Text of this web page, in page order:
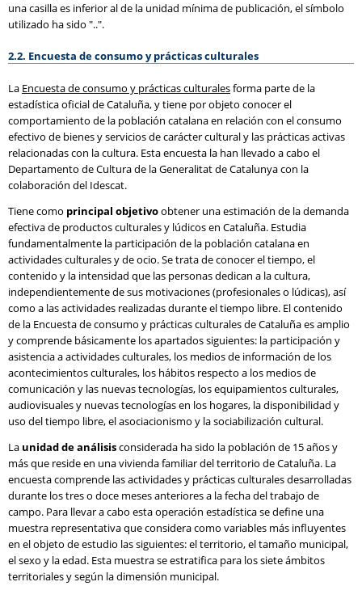
una casilla es inferior al de la unidad mínima de publicación, el símbolo
utilizado ha sido "..".
2.2. Encuesta de consumo y prácticas culturales
La Encuesta de consumo y prácticas culturalesforma parte de la
estadística oficial de Cataluña, y tiene por objeto conocer el
comportamiento de la población catalana en relación con el consumo
efectivo de bienes y servicios de carácter cultural y las prácticas activas
relacionadas con la cultura. Esta encuesta la han llevado a cabo el
Departamento de Cultura de la Generalitat de Catalunya con la
colaboración del Idescat.
Tiene como principal objetivoobtener una estimación de la demanda
efectiva de productos culturales y lúdicos en Cataluña. Estudia
fundamentalmente la participación de la población catalana en
actividades culturales y de ocio. Se trata de conocer el tiempo, el
contenido y la intensidad que las personas dedican a la cultura,
independientemente de sus motivaciones (profesionales o lúdicas), así
como a las actividades realizadas durante el tiempo libre. El contenido
de la Encuesta de consumo y prácticas culturales de Cataluña es amplio
y comprende básicamente los apartados siguientes: la participación y
asistencia a actividades culturales, los medios de información de los
acontecimientos culturales, los hábitos respecto a los medios de
comunicación y las nuevas tecnologías, los equipamientos culturales,
audiovisuales y nuevas tecnologías en los hogares, la disponibilidad y
uso del tiempo libre, el asociacionismo y la sociabilización cultural.
La unidad de análisisconsiderada ha sido la población de 15 años y
más que reside en una vivienda familiar del territorio de Cataluña. La
encuesta comprende las actividades y prácticas culturales desarrolladas
durante los tres o doce meses anteriores a la fecha del trabajo de
campo. Para llevar a cabo esta operación estadística se define una
muestra representativa que considera como variables más influyentes
en el objeto de estudio las siguientes: el territorio, el tamaño municipal,
el sexo y la edad. Esta muestra se estratifica para los siete ámbitos
territoriales y según la dimensión municipal.